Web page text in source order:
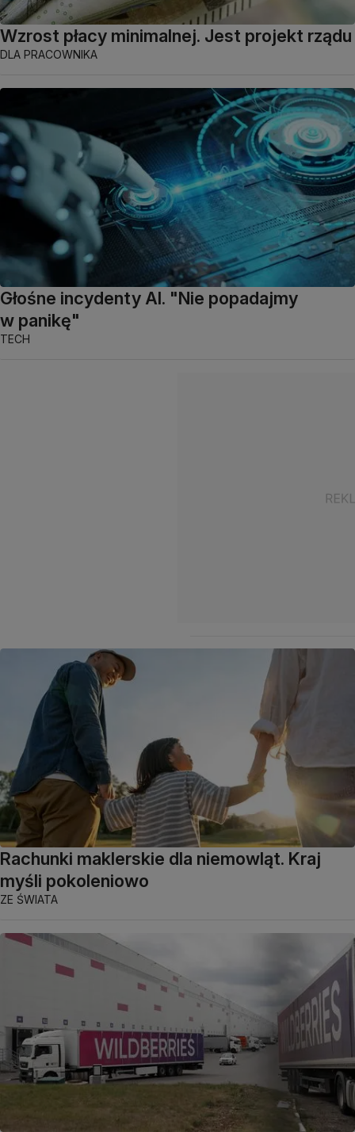
Wzrost płacy minimalnej. Jest projekt rządu
DLA PRACOWNIKA
Głośne incydenty AI. "Nie popadajmy
w panikę"
TECH
Rachunki maklerskie dla niemowląt. Kraj
myśli pokoleniowo
ZE ŚWIATA